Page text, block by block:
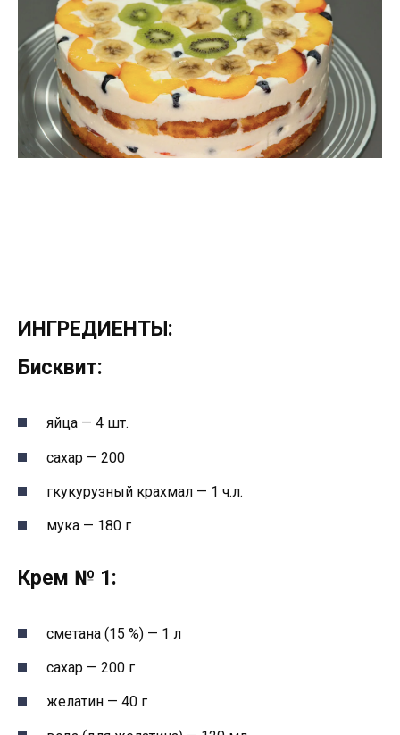
ИНГРЕДИЕНТЫ:
Бисквит:
яйца — 4 шт.
сахар — 200
гкукурузный крахмал — 1 ч.л.
мука — 180 г
Крем № 1:
сметана (15 %) — 1 л
сахар — 200 г
желатин — 40 г